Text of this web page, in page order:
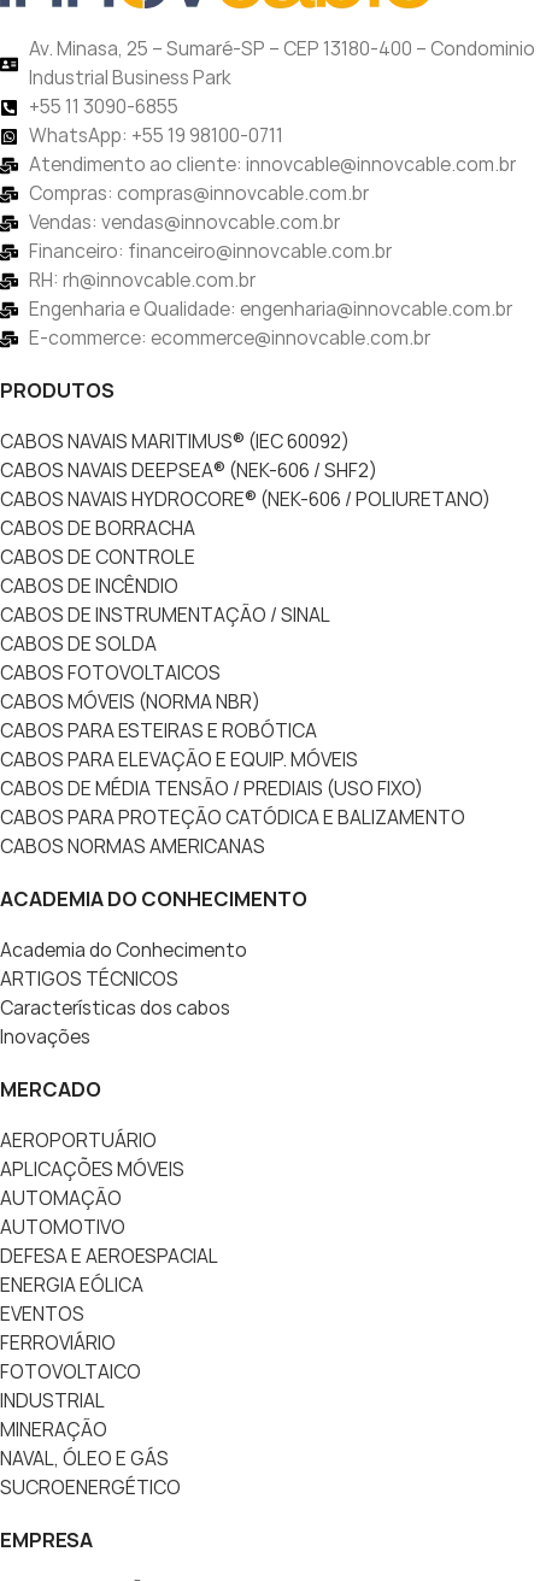
Av. Minasa, 25 – Sumaré-SP – CEP 13180-400 – Condominio
Industrial Business Park
+55 11 3090-6855
WhatsApp: +55 19 98100-0711
Atendimento ao cliente: innovcable@innovcable.com.br
Compras: compras@innovcable.com.br
Vendas: vendas@innovcable.com.br
Financeiro: financeiro@innovcable.com.br
RH: rh@innovcable.com.br
Engenharia e Qualidade: engenharia@innovcable.com.br
E-commerce: ecommerce@innovcable.com.br
PRODUTOS
CABOS NAVAIS MARITIMUS® (IEC 60092)
CABOS NAVAIS DEEPSEA® (NEK-606 / SHF2)
CABOS NAVAIS HYDROCORE® (NEK-606 / POLIURETANO)
CABOS DE BORRACHA
CABOS DE CONTROLE
CABOS DE INCÊNDIO
CABOS DE INSTRUMENTAÇÃO / SINAL
CABOS DE SOLDA
CABOS FOTOVOLTAICOS
CABOS MÓVEIS (NORMA NBR)
CABOS PARA ESTEIRAS E ROBÓTICA
CABOS PARA ELEVAÇÃO E EQUIP. MÓVEIS
CABOS DE MÉDIA TENSÃO / PREDIAIS (USO FIXO)
CABOS PARA PROTEÇÃO CATÓDICA E BALIZAMENTO
CABOS NORMAS AMERICANAS
ACADEMIA DO CONHECIMENTO
Academia do Conhecimento
ARTIGOS TÉCNICOS
Características dos cabos
Inovações
MERCADO
AEROPORTUÁRIO
APLICAÇÕES MÓVEIS
AUTOMAÇÃO
AUTOMOTIVO
DEFESA E AEROESPACIAL
ENERGIA EÓLICA
EVENTOS
FERROVIÁRIO
FOTOVOLTAICO
INDUSTRIAL
MINERAÇÃO
NAVAL, ÓLEO E GÁS
SUCROENERGÉTICO
EMPRESA